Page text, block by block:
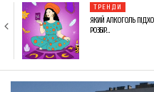
ФРАНЧАЙЗИНГ
КНИГИ
ТРЕНДИ
ЯКИЙ АЛКОГОЛЬ
РОЗБІР…